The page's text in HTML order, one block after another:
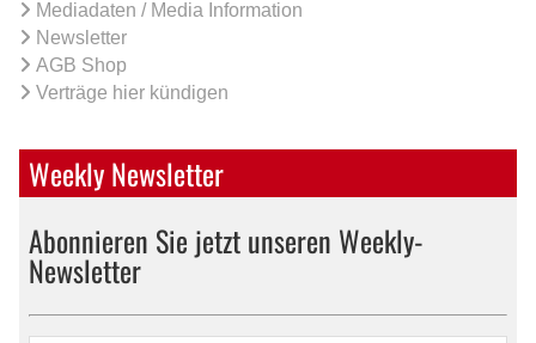
Mediadaten / Media Information
Newsletter
AGB Shop
Verträge hier kündigen
Weekly Newsletter
Abonnieren Sie jetzt unseren Weekly-
Newsletter